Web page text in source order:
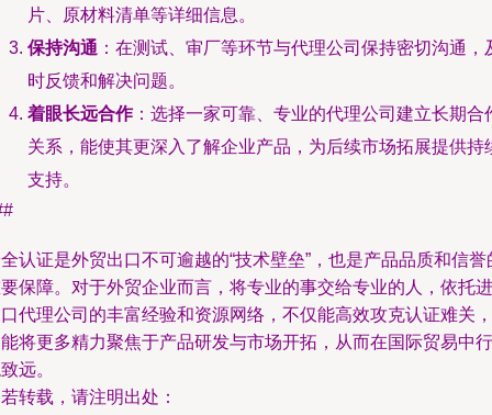
片、原材料清单等详细信息。
保持沟通 ：在测试、审厂等环节与代理公司保持密切沟通，
时反馈和解决问题。
着眼长远合作：选择一家可靠、专业的代理公司建立长期合
关系，能使其更深入了解企业产品，为后续市场拓展提供持
支持。
认证是外贸出口不可逾越的“技术壁垒”，也是产品品质和信誉
保障。对于外贸企业而言，将专业的事交给专业的人，依托进
代理公司的丰富经验和资源网络，不仅能高效攻克认证难关，
将更多精力聚焦于产品研发与市场开拓，从而在国际贸易中行
远。
转载，请注明出处：